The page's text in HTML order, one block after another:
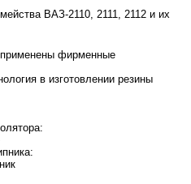
ВАЗ-2110, 2111, 2112 и их
применены фирменные
в изготовлении резины